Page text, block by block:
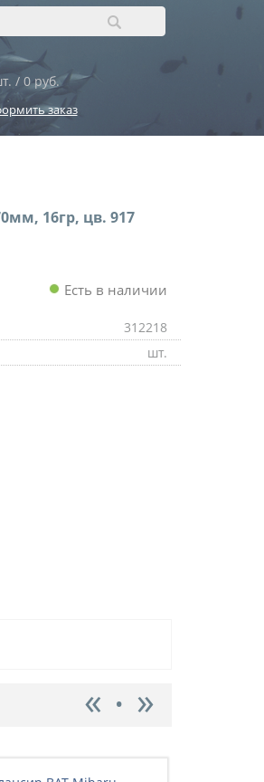
/ 0 руб.
заказ
16гр, цв. 917
Есть в наличии
312218
шт.